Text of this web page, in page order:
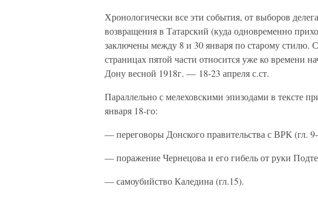
Хронологически все эти события, от выборов
возвращения в Татарский (куда одновременно
заключены между 8 и 30 января по старому стилю.
страницах пятой части относится уже ко времени
Дону весной 1918г. — 18-23 апреля с.ст.
Параллельно с мелеховскими эпизодами в тексте
января 18-го:
— переговоры Донского правительства с ВРК (гл.
— поражение Чернецова и его гибель от руки
— самоубийство Каледина (гл.15).